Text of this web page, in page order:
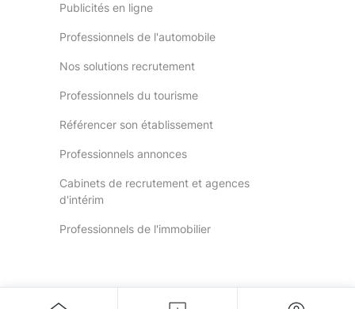
Publicités en ligne
Professionnels de l'automobile
Nos solutions recrutement
Professionnels du tourisme
Référencer son établissement
Professionnels annonces
Cabinets de recrutement et agences
d'intérim
Professionnels de l'immobilier